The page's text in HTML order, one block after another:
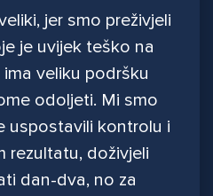
jer smo preživjeli
je uvijek teško na
veliku podršku
odoljeti. Mi smo
uspostavili kontrolu i
rezultatu, doživjeli
dan-dva, no za